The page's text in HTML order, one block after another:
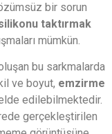
bir sorun
taktırmak
mümkün.
bu sarkmalarda
ve boyut, emzirme
edilebilmektedir.
gerçekleştirilen